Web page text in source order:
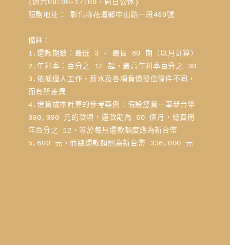
(週六09:00-17:00，周日公休)
服務地址： 彰化縣花壇鄉中山路一段439號
備註：
1.還款期數：最低 3 - 最長 60 期（以月計算）
2.年利率：百分之 12 起，最高年利率百分之 30
3.依據個人工作、薪水及各項負債授信條件不同，
而有所差異
4.借貸成本計算的參考案例：假設您貸一筆新台幣
300,000 元的款項，還款期為 60 個月，總費用
年百分之 12，等於每月還款額度應為新台幣
5,600 元，而總還款額則為新台幣 336,000 元